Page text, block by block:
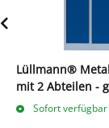
Lüllmann®
mit 2 Abteilen -
Sofort verfügbar